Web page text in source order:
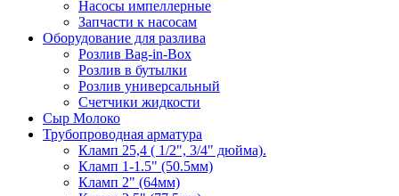
Насосы импеллерные
Запчасти к насосам
Оборудование для разлива
Розлив Bag-in-Box
Розлив в бутылки
Розлив универсальный
Счетчики жидкости
Сыр Молоко
Трубопроводная арматура
Кламп 25,4 ( 1/2", 3/4" дюйма).
Кламп 1-1.5" (50.5мм)
Кламп 2" (64мм)